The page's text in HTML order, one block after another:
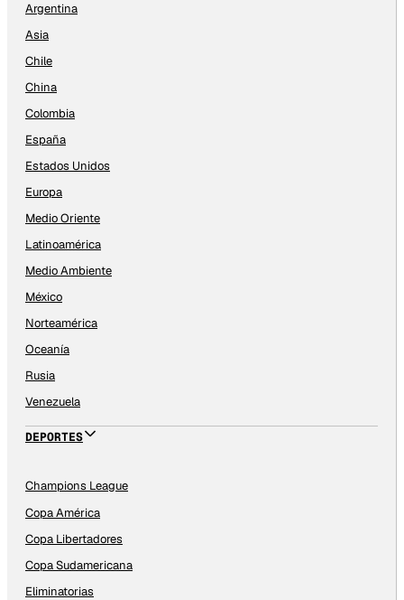
Argentina
Asia
Chile
China
Colombia
España
Estados Unidos
Europa
Medio Oriente
Latinoamérica
Medio Ambiente
México
Norteamérica
Oceanía
Rusia
Venezuela
DEPORTES
Champions League
Copa América
Copa Libertadores
Copa Sudamericana
Eliminatorias